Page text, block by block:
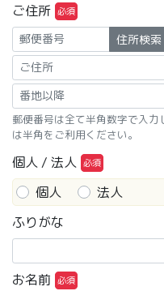
ご住所
住所検索
郵便番号は全て半角数字で入
は半角をご利用ください。
個人 / 法人
個人
法人
ふりがな
お名前